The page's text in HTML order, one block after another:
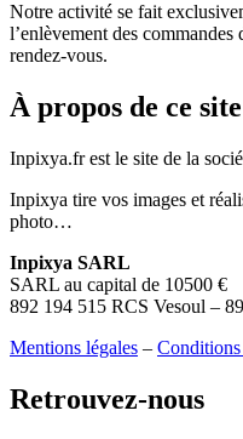
Notre activité se fait
l’enlèvement des commandes
rendez-vous.
À propos de ce site
Inpixya.fr est le site de la
Inpixya tire vos images et
photo…
Inpixya SARL
SARL au capital de 10500 €
892 194 515 RCS Vesoul –
Mentions légales – Conditions
Retrouvez-nous